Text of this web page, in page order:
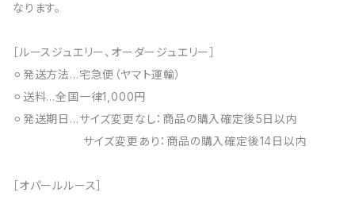
なります。
［ルースジュエリー、オーダージュエリー］
⚪︎発送方法…宅急便（ヤマト運輸）
⚪︎送料…全国一律1,000円
⚪︎発送期日…サイズ変更なし：商品の購入確定後5日以内
サイズ変更あり：商品の購入確定後14日以内
［オパールルース］